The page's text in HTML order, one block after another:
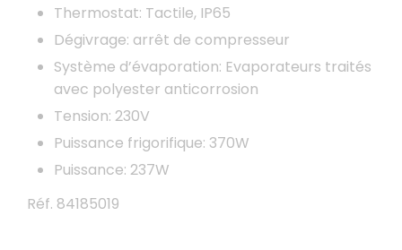
Thermostat: Tactile, IP65
Dégivrage: arrêt de compresseur
Système d’évaporation: Evaporateurs traités
avec polyester anticorrosion
Tension: 230V
Puissance frigorifique: 370W
Puissance: 237W
Réf. 84185019